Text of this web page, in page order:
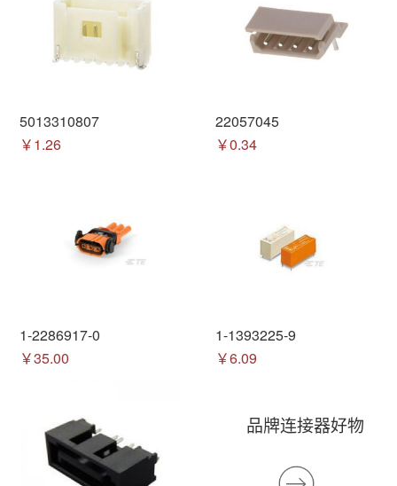
5013310807
￥1.26
22057045
￥0.34
1-2286917-0
￥35.00
1-1393225-9
￥6.09
品牌连接器好物